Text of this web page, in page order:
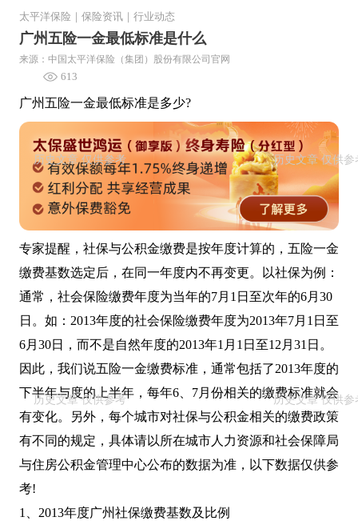
太平洋保险 保险资讯 行业动态
广州五险一金最低标准是什么
来源：中国太平洋保险（集团）股份有限公司官网
613
广州五险一金最低标准是多少?
专家提醒，社保与公积金缴费是按年度计算的，五险一金
缴费基数选定后，在同一年度内不再变更。以社保为例：
通常，社会保险缴费年度为当年的7月1日至次年的6月30
日。如：2013年度的社会保险缴费年度为2013年7月1日至
6月30日，而不是自然年度的2013年1月1日至12月31日。
因此，我们说五险一金缴费标准，通常包括了2013年度的
下半年与度的上半年，每年6、7月份相关的缴费标准就会
有变化。另外，每个城市对社保与公积金相关的缴费政策
有不同的规定，具体请以所在城市人力资源和社会保障局
与住房公积金管理中心公布的数据为准，以下数据仅供参
考!
1、2013年度广州社保缴费基数及比例